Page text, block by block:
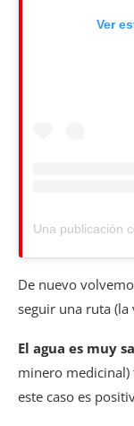
Ver
De nuevo
seguir una ruta (la
El agua es muy
minero
este caso es